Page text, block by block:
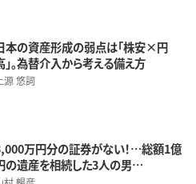
本の資産形成の弱点は「株安×円
」。為替介入から考える備え方
源 悠詞
万円分の証券がない！…総額1億
の遺産を相続した3人の男…